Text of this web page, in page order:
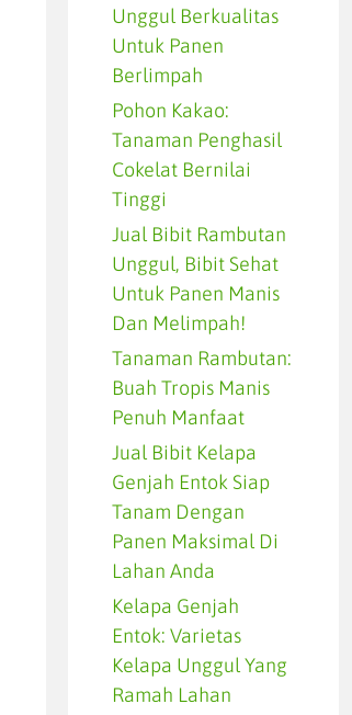
Unggul Berkualitas
Untuk Panen
Berlimpah
Pohon Kakao:
Tanaman Penghasil
Cokelat Bernilai
Tinggi
Jual Bibit Rambutan
Unggul, Bibit Sehat
Untuk Panen Manis
Dan Melimpah!
Tanaman Rambutan:
Buah Tropis Manis
Penuh Manfaat
Jual Bibit Kelapa
Genjah Entok Siap
Tanam Dengan
Panen Maksimal Di
Lahan Anda
Kelapa Genjah
Entok: Varietas
Kelapa Unggul Yang
Ramah Lahan